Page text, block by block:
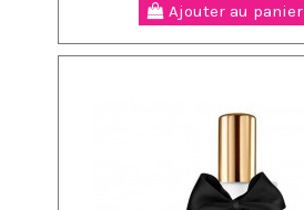
Ajouter au panier